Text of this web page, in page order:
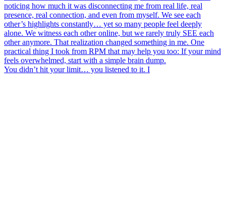
You didn’t hit your limit… you listened to it. I